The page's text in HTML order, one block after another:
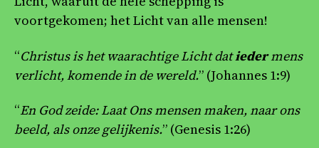
voortgekomen; het Licht van alle mensen!
“Christus is het waarachtige Licht datiedermens
verlicht, komende in de wereld.” (Johannes 1:9)
“En God zeide: Laat Ons mensen maken, naar ons
beeld, als onze gelijkenis.” (Genesis 1:26)